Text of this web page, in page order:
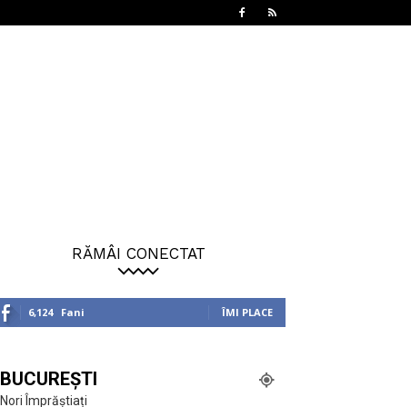
RĂMÂI CONECTAT
6,124 Fani ÎMI PLACE
BUCUREȘTI
Nori Împrăștiați